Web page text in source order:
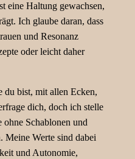
eine Haltung gewachsen,
Ich glaube daran, dass
und Resonanz
oder leicht daher
du bist, mit allen Ecken,
dich, doch ich stelle
Schablonen und
Meine Werte sind dabei
und Autonomie,